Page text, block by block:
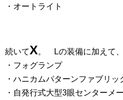
・オートライト
続いてX。 Lの装備に加えて、
・フォグランプ
・ハニカムパターンファブリッ
・自発行式大型3眼センターメ